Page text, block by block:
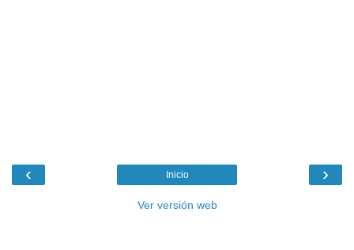
‹ ›
Inicio
Ver versión web